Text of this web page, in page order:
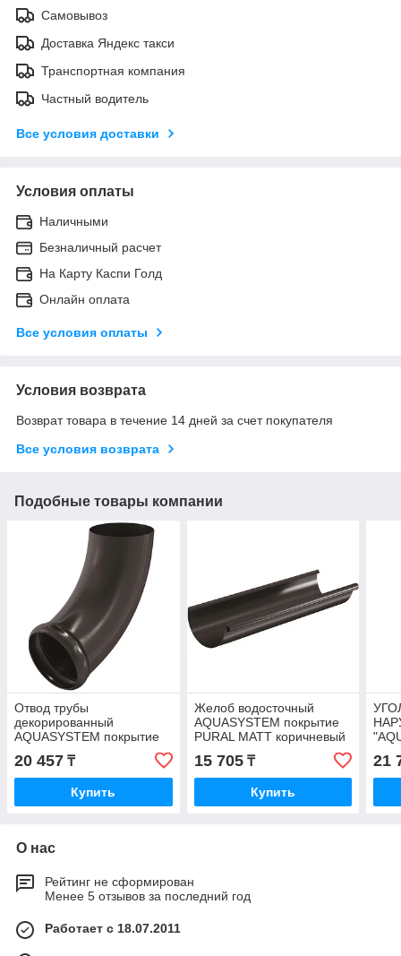
Самовывоз
Доставка Яндекс такси
Транспортная компания
Частный водитель
Все условия доставки
Условия оплаты
Наличными
Безналичный расчет
На Карту Каспи Голд
Онлайн оплата
Все условия оплаты
Условия возврата
Возврат товара в течение 14 дней за счет покупателя
Все условия возврата
Подобные товары компании
Отвод трубы
декорированный
AQUASYSTEM покрытие
PURAL MATT коричневый
тел./whatsapp +7 777 47
000 41
20 457 ₸
Купить
Желоб водосточный
AQUASYSTEM покрытие
PURAL MATT коричневый
RAL 8017 тел./whatsapp
+7 777 47 000 41
15 705₸
Купить
000
21
О нас
Рейтинг не сформирован
Менее 5 отзывов за последний год
Работает с 18.07.2011